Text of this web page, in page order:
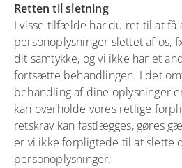
Retten til sletning
I visse tilfælde har du ret til at få
personoplysninger slettet af os,
dit samtykke, og vi ikke har et
fortsætte behandlingen. I det
behandling af dine oplysninger
kan overholde vores retlige
retskrav kan fastlægges, gøres
er vi ikke forpligtede til at slette
personoplysninger.